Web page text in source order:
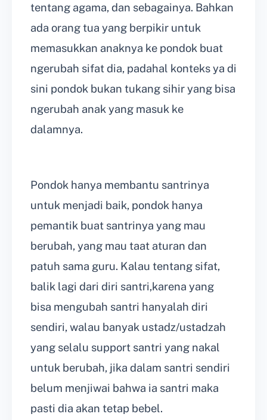
tentang agama, dan sebagainya. Bahkan
ada orang tua yang berpikir untuk
memasukkan anaknya ke pondok buat
ngerubah sifat dia, padahal konteks ya di
sini pondok bukan tukang sihir yang bisa
ngerubah anak yang masuk ke
dalamnya.
Pondok hanya membantu santrinya
untuk menjadi baik, pondok hanya
pemantik buat santrinya yang mau
berubah, yang mau taat aturan dan
patuh sama guru. Kalau tentang sifat,
balik lagi dari diri santri,karena yang
bisa mengubah santri hanyalah diri
sendiri, walau banyak ustadz/ustadzah
yang selalu support santri yang nakal
untuk berubah, jika dalam santri sendiri
belum menjiwai bahwa ia santri maka
pasti dia akan tetap bebel.